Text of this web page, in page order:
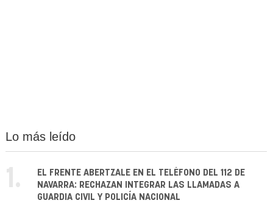
Lo más leído
1.
EL FRENTE ABERTZALE EN EL TELÉFONO DEL 112 DE
NAVARRA: RECHAZAN INTEGRAR LAS LLAMADAS A
GUARDIA CIVIL Y POLICÍA NACIONAL